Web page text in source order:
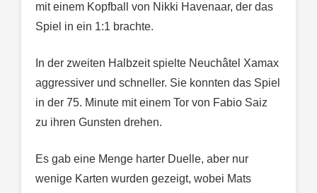
mit einem Kopfball von Nikki Havenaar, der das
Spiel in ein 1:1 brachte.
In der zweiten Halbzeit spielte Neuchâtel Xamax
aggressiver und schneller. Sie konnten das Spiel
in der 75. Minute mit einem Tor von Fabio Saiz
zu ihren Gunsten drehen.
Es gab eine Menge harter Duelle, aber nur
wenige Karten wurden gezeigt, wobei Mats